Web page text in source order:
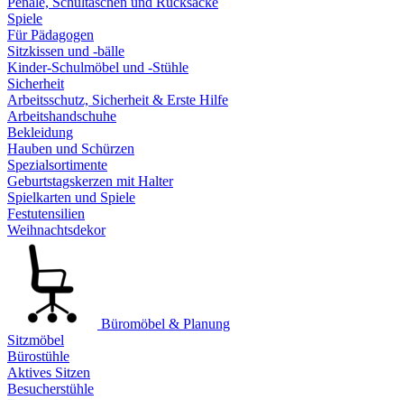
Spiele
Für Pädagogen
Sitzkissen und -bälle
Kinder-Schulmöbel und -Stühle
Sicherheit
Arbeitsschutz, Sicherheit & Erste Hilfe
Arbeitshandschuhe
Bekleidung
Hauben und Schürzen
Spezialsortimente
Geburtstagskerzen mit Halter
Spielkarten und Spiele
Festutensilien
Weihnachtsdekor
Büromöbel & Planung
Sitzmöbel
Bürostühle
Aktives Sitzen
Besucherstühle